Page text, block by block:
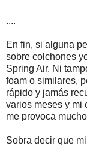
....
En fin, si alguna
sobre colchones
Spring Air. Ni
foam o similares,
rápido y jamás
varios meses y mi
me provoca
Sobra decir que